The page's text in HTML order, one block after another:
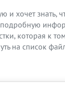
и хочет знать,
подробную
которая к
на список